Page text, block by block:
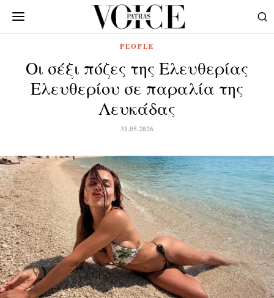
PEOPLE
Οι σέξι πόζες της Ελευθερίας
Ελευθερίου σε παραλία της
Λευκάδας
31.05.2026